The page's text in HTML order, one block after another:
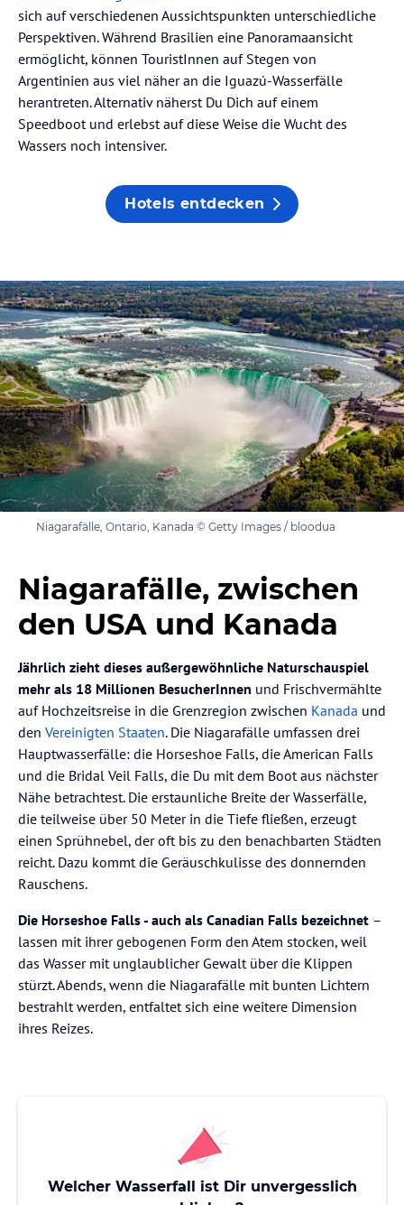
sich auf verschiedenen Aussichtspunkten unterschiedliche
Perspektiven. Während Brasilien eine Panoramaansicht
ermöglicht, können TouristInnen auf Stegen von
Argentinien aus viel näher an die Iguazú-Wasserfälle
herantreten. Alternativ näherst Du Dich auf einem
Speedboot und erlebst auf diese Weise die Wucht des
Wassers noch intensiver.
Hotels entdecken
Niagarafälle, Ontario, Kanada © Getty Images / bloodua
Niagarafälle, zwischen
den USA und Kanada
Jährlich zieht dieses außergewöhnliche Naturschauspiel
mehr als 18 Millionen BesucherInnen und Frischvermählte
auf Hochzeitsreise in die Grenzregion zwischen Kanada und
den Vereinigten Staaten. Die Niagarafälle umfassen drei
Hauptwasserfälle: die Horseshoe Falls, die American Falls
und die Bridal Veil Falls, die Du mit dem Boot aus nächster
Nähe betrachtest. Die erstaunliche Breite der Wasserfälle,
die teilweise über 50 Meter in die Tiefe fließen, erzeugt
einen Sprühnebel, der oft bis zu den benachbarten Städten
reicht. Dazu kommt die Geräuschkulisse des donnernden
Rauschens.
Die Horseshoe Falls - auch als Canadian Falls bezeichnet –
lassen mit ihrer gebogenen Form den Atem stocken, weil
das Wasser mit unglaublicher Gewalt über die Klippen
stürzt. Abends, wenn die Niagarafälle mit bunten Lichtern
bestrahlt werden, entfaltet sich eine weitere Dimension
ihres Reizes.
Welcher Wasserfall ist Dir unvergesslich